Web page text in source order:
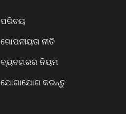
ପରିଚୟ
ଗୋପନୀୟତା ନୀତି
ବ୍ୟବହାରର ନିୟମ
ଯୋଗାଯୋଗ କରନ୍ତୁ